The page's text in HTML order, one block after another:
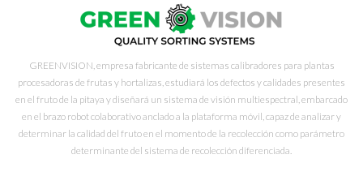
GREENVISION, empresa fabricante de sistemas calibradores para plantas
procesadoras de frutas y hortalizas, estudiará los defectos y calidades presentes
en el fruto de la pitaya y diseñará un sistema de visión multiespectral, embarcado
en el brazo robot colaborativo anclado a la plataforma móvil, capaz de analizar y
determinar la calidad del fruto en el momento de la recolección como parámetro
determinante del sistema de recolección diferenciada.